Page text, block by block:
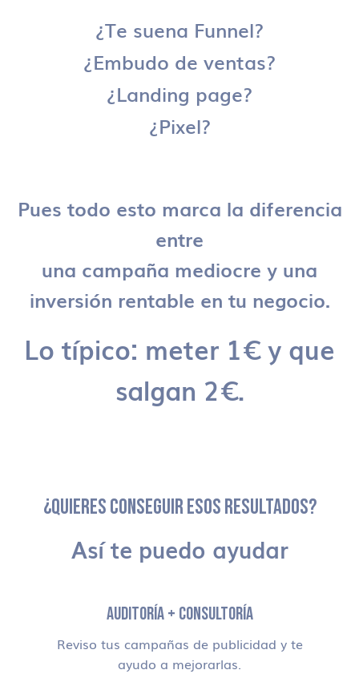
¿Te suena Funnel?
¿Embudo de ventas?
¿Landing page?
¿Pixel?
Pues todo esto marca la diferencia
entre
una campaña mediocre y una
inversión rentable en tu negocio.
Lo típico: meter 1€ y que
salgan 2€.
¿QUIERES CONSEGUIR ESOS RESULTADOS?
Así te puedo ayudar
AUDITORÍA + CONSULTORÍA
Reviso tus campañas de publicidad y te
ayudo a mejorarlas.